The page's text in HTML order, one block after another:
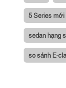
5 Series mới
sedan hạng
so sánh E-